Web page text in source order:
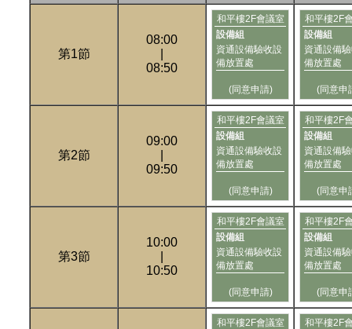
第1節
08:00
08:50
和平樓2F會議室
設備組
資通設備驗收設
備放置處
(同意申請)
和平樓2F
設備組
資通設備
備放置處
(同意申
第2節
09:00
09:50
和平樓2F會議室
設備組
資通設備驗收設
備放置處
(同意申請)
和平樓2F
設備組
資通設備
備放置處
(同意申
第3節
10:00
10:50
和平樓2F會議室
設備組
資通設備驗收設
備放置處
(同意申請)
和平樓2F
設備組
資通設備
備放置處
(同意申
和平樓2F會議室
和平樓2F